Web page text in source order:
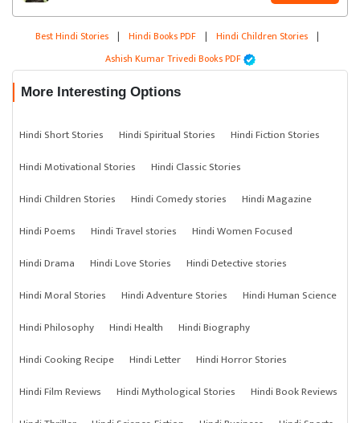
Best Hindi Stories | Hindi Books PDF | Hindi Children Stories |
Ashish Kumar Trivedi Books PDF
More Interesting Options
Hindi Short Stories Hindi Spiritual Stories
Hindi Fiction Stories
Hindi Motivational Stories
Hindi Classic Stories
Hindi Children Stories
Hindi Comedy stories
Hindi Magazine
Hindi Poems
Hindi Travel stories
Hindi Women Focused
Hindi Drama
Hindi Love Stories
Hindi Detective stories
Hindi Moral Stories
Hindi Adventure Stories
Hindi Human Science
Hindi Philosophy
Hindi Health
Hindi Biography
Hindi Cooking Recipe
Hindi Letter
Hindi Horror Stories
Hindi Film Reviews
Hindi Mythological Stories
Hindi Book Reviews